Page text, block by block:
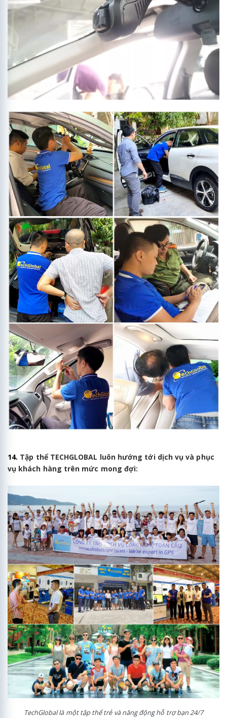
14. Tập thể TECHGLOBAL luôn hướng tới dịch vụ và phục
vụ khách hàng trên mức mong đợi:
TechGlobal là một tập thể trẻ và năng động hỗ trợ bạn 24/7